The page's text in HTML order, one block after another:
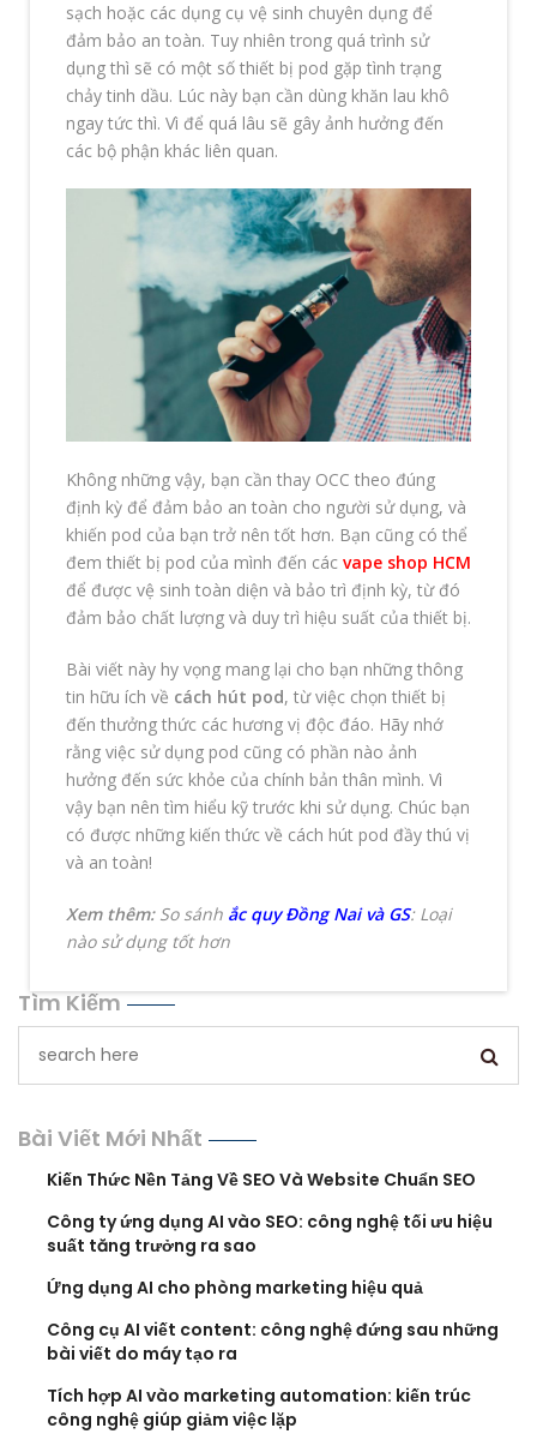
sạch hoặc các dụng cụ vệ sinh chuyên dụng để
đảm bảo an toàn. Tuy nhiên trong quá trình sử
dụng thì sẽ có một số thiết bị pod gặp tình trạng
chảy tinh dầu. Lúc này bạn cần dùng khăn lau khô
ngay tức thì. Vì để quá lâu sẽ gây ảnh hưởng đến
các bộ phận khác liên quan.
Không những vậy, bạn cần thay OCC theo đúng
định kỳ để đảm bảo an toàn cho người sử dụng, và
khiến pod của bạn trở nên tốt hơn. Bạn cũng có thể
đem thiết bị pod của mình đến các vape shop HCM
để được vệ sinh toàn diện và bảo trì định kỳ, từ đó
đảm bảo chất lượng và duy trì hiệu suất của thiết bị.
Bài viết này hy vọng mang lại cho bạn những thông
tin hữu ích về cách hút pod, từ việc chọn thiết bị
đến thưởng thức các hương vị độc đáo. Hãy nhớ
rằng việc sử dụng pod cũng có phần nào ảnh
hưởng đến sức khỏe của chính bản thân mình. Vì
vậy bạn nên tìm hiểu kỹ trước khi sử dụng. Chúc bạn
có được những kiến thức về cách hút pod đầy thú vị
và an toàn!
Xem thêm: So sánh ắc quy Đồng Nai và GS: Loại
nào sử dụng tốt hơn
Tìm Kiếm
Bài Viết Mới Nhất
Kiến Thức Nền Tảng Về SEO Và Website Chuẩn SEO
Công ty ứng dụng AI vào SEO: công nghệ tối ưu hiệu
suất tăng trưởng ra sao
Ứng dụng AI cho phòng marketing hiệu quả
Công cụ AI viết content: công nghệ đứng sau những
bài viết do máy tạo ra
Tích hợp AI vào marketing automation: kiến trúc
công nghệ giúp giảm việc lặp